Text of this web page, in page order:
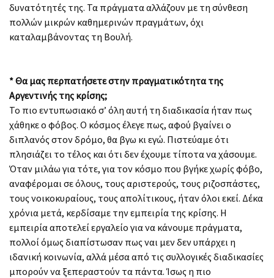
δυνατότητές της. Τα πράγματα αλλάζουν με τη σύνθεση
πολλών μικρών καθημερινών πραγμάτων, όχι
καταλαμβάνοντας τη Βουλή.
* Θα μας περπατήσετε στην πραγματικότητα της
Αργεντινής της κρίσης;
Το πιο εντυπωσιακό σ’ όλη αυτή τη διαδικασία ήταν πως
χάθηκε ο φόβος. Ο κόσμος έλεγε πως, αφού βγαίνει ο
διπλανός στον δρόμο, θα βγω κι εγώ. Πιστεύαμε ότι
πλησιάζει το τέλος και ότι δεν έχουμε τίποτα να χάσουμε.
Όταν μιλάω για τότε, για τον κόσμο που βγήκε χωρίς φόβο,
αναφέρομαι σε όλους, τους αριστερούς, τους ριζοσπάστες,
τους νοικοκυραίους, τους απολίτικους, ήταν όλοι εκεί. Δέκα
χρόνια μετά, κερδίσαμε την εμπειρία της κρίσης. Η
εμπειρία αποτελεί εργαλείο για να κάνουμε πράγματα,
πολλοί όμως διαπίστωσαν πως ναι μεν δεν υπάρχει η
ιδανική κοινωνία, αλλά μέσα από τις συλλογικές διαδικασίες
μπορούν να ξεπεραστούν τα πάντα. Ίσως η πιο